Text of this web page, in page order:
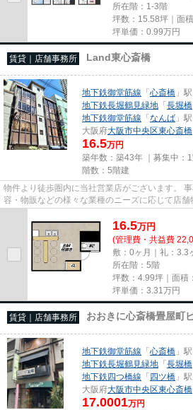
所在階：1-3階
坪数：15.58坪｜面
坪単価： 0.99万円
賃貸｜店舗事務所 Land東心斎橋
地下鉄御堂筋線 「心斎橋 」
地下鉄長堀鶴見緑地 「長堀橋
地下鉄御堂筋線 「なんば 」
大阪府大阪市中央区東心斎橋
16.5万円
築年数：築43年 ｜募集中：
階数：5階建
物件より徒歩圏内に当社営業店がございます。
容・物販などの様々な業種のニーズに応じて店舗
尚、弊社ではおとり広告は一切...
16.5万円
(管理費・共益費
敷：0ヶ月｜礼：3.3
所在階：5階
坪数：4.99坪｜面積
坪単価： 3.31 万円
賃貸｜店舗事務所 おおきに心斎橋畳屋町
地下鉄御堂筋線 「心斎橋 」
地下鉄長堀鶴見緑地 「長堀橋
地下鉄四つ橋線 「四ツ橋 」
大阪府大阪市中央区東心斎橋
17.0001万円